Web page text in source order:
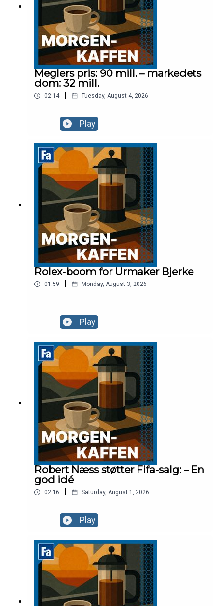
Meglers pris: 90 mill. – markedets
dom: 32 mill.
02:14 Tuesday, August 4, 2026
Play
Rolex-boom for Urmaker Bjerke
01:59 Monday, August 3, 2026
Play
Robert Næss støtter Fifa-salg: – En
god idé
02:16 Saturday, August 1, 2026
Play